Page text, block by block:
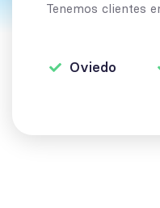
Tenemos clientes
Oviedo